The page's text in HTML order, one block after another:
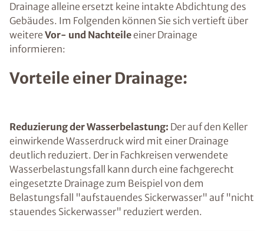
Drainage alleine ersetzt keine intakte Abdichtung des
Gebäudes. Im Folgenden können Sie sich vertieft über
weitere Vor- und Nachteileeiner Drainage
informieren:
Vorteile einer Drainage:
Reduzierung der Wasserbelastung: Der auf den Keller
einwirkende Wasserdruck wird mit einer Drainage
deutlich reduziert. Der in Fachkreisen verwendete
Wasserbelastungsfall kann durch eine fachgerecht
eingesetzte Drainage zum Beispiel von dem
Belastungsfall "aufstauendes Sickerwasser" auf "nicht
stauendes Sickerwasser" reduziert werden.